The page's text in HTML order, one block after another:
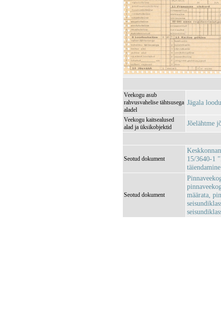
Veekogu asub
rahvusvahelise tähtsusega
aladel
Jägala
Veekogu kaitsealused
alad ja üksikobjektid
Jõelähtme
Seotud dokument
15/3640-1
Seotud dokument
määrata,